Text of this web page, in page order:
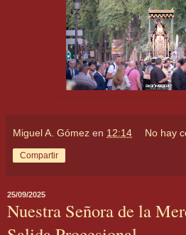
Miguel A. Gómez en 12:14 No hay
Compartir
25/09/2025
Nuestra Señora de la